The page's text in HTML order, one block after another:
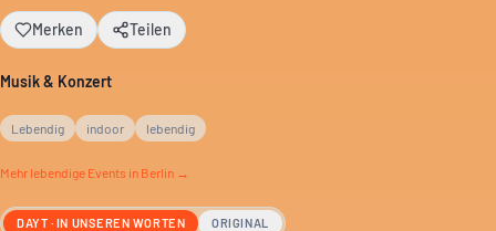
Merken Teilen
Musik & Konzert
Lebendig indoor lebendig
Mehr lebendige Events in Berlin →
DAYT · IN UNSEREN WORTEN ORIGINAL